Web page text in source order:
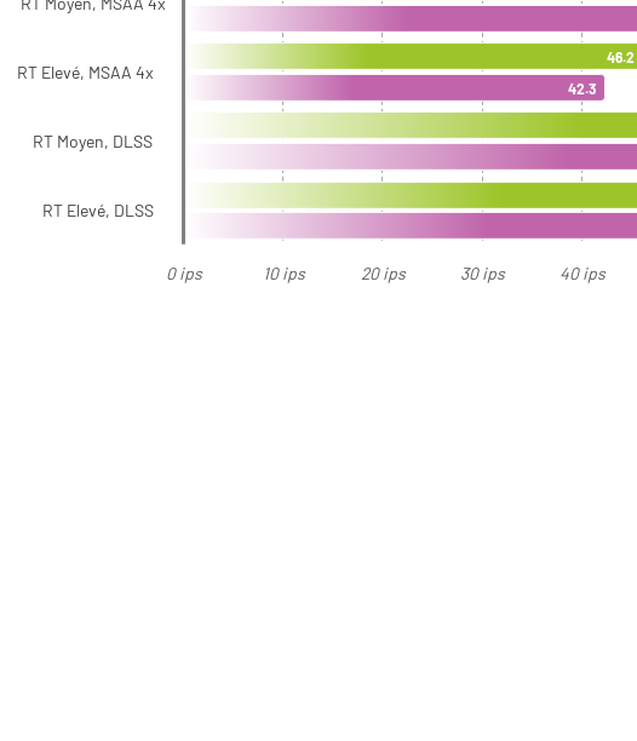
0 ips 10 ips 20 ips 30 ips 40 ips
RT Elevé, MSAA 4x
RT Moyen, DLSS
RT Elevé, DLSS
46.2
42.3